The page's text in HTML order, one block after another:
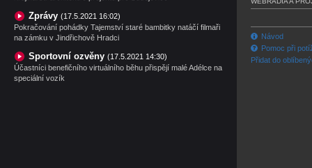
Zprávy (17.5.2021 16:02)
Pokračování pohádky Tajemství staré bambitky natáčí filmaři
na zámku v Jindřichově Hradci
Sportovní ozvěny (17.5.2021 14:30)
Účastníci benefičního virtuálního běhu přispějí malé Adélce na
speciální vozík
Návod
Pomoc při
Přidat do